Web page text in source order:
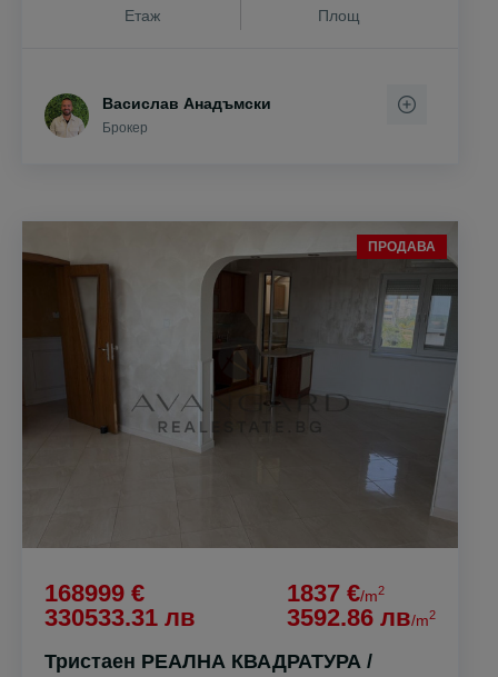
Етаж
Площ
Васислав Анадъмски
Брокер
ПРОДАВА
168999 €
330533.31 лв
1837 €/m2
3592.86 лв/m2
Тристаен РЕАЛНА КВАДРАТУРА /